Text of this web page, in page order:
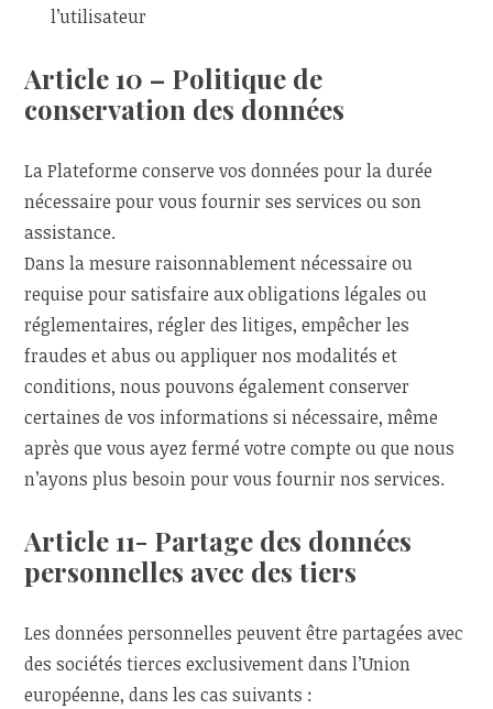
l’utilisateur
Article 10 – Politique de
conservation des données
La Plateforme conserve vos données pour la durée
nécessaire pour vous fournir ses services ou son
assistance.
Dans la mesure raisonnablement nécessaire ou
requise pour satisfaire aux obligations légales ou
réglementaires, régler des litiges, empêcher les
fraudes et abus ou appliquer nos modalités et
conditions, nous pouvons également conserver
certaines de vos informations si nécessaire, même
après que vous ayez fermé votre compte ou que nous
n’ayons plus besoin pour vous fournir nos services.
Article 11- Partage des données
personnelles avec des tiers
Les données personnelles peuvent être partagées avec
des sociétés tierces exclusivement dans l’Union
européenne, dans les cas suivants :